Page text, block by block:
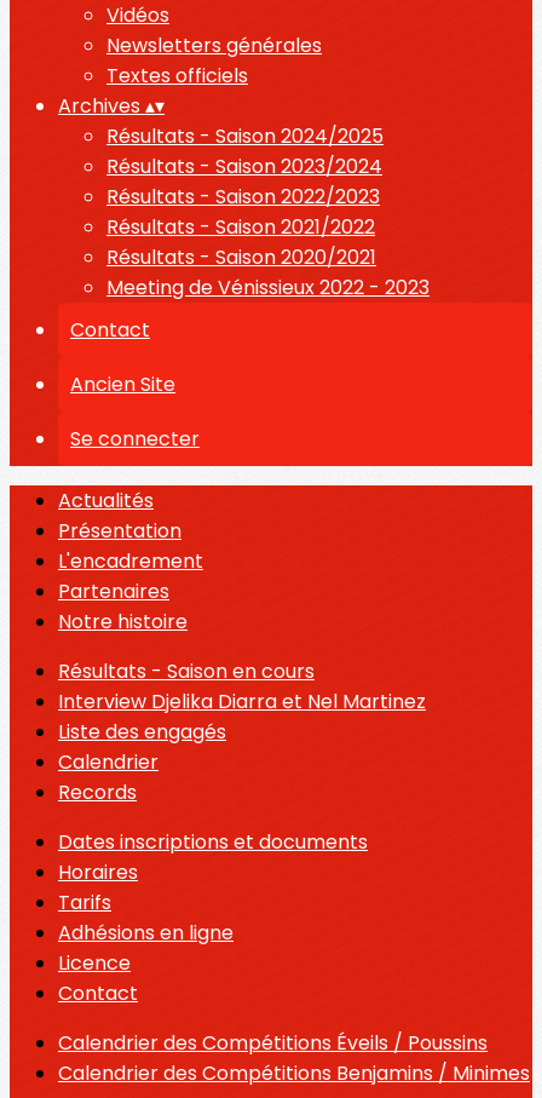
Vidéos
Newsletters générales
Textes officiels
Archives▴▾
Résultats - Saison 2024/2025
Résultats - Saison 2023/2024
Résultats - Saison 2022/2023
Résultats - Saison 2021/2022
Résultats - Saison 2020/2021
Meeting de Vénissieux 2022 - 2023
Contact
Ancien Site
Se connecter
Actualités
Présentation
L'encadrement
Partenaires
Notre histoire
Résultats - Saison en cours
Interview Djelika Diarra et Nel Martinez
Liste des engagés
Calendrier
Records
Dates inscriptions et documents
Horaires
Tarifs
Adhésions en ligne
Licence
Contact
Calendrier des Compétitions Éveils / Poussins
Calendrier des Compétitions Benjamins / Minimes